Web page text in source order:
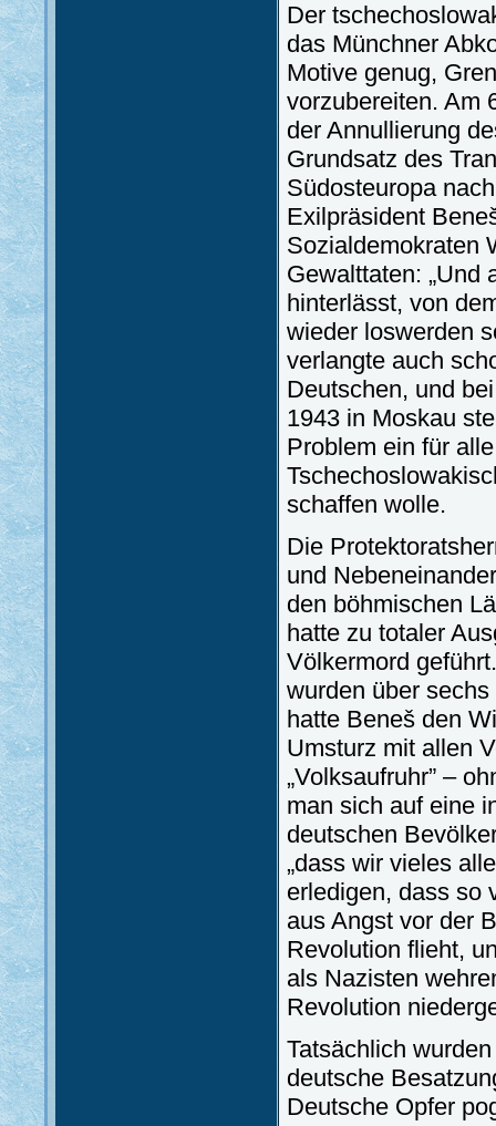
Der
das Münchner
Motive genug,
vorzubereiten. Am
der Annullierung
Grundsatz des
Südosteuropa
Exilpräsident
Sozialdemokraten
Gewalttaten: „Und
hinterlässt, von
wieder loswerden
verlangte auch
Deutschen, und
1943 in Moskau
Problem ein für
schaffen wolle.
Die
und
den böhmischen
hatte zu totaler
Völkermord
wurden über
hatte Beneš den
Umsturz mit allen
„Volksaufruhr” –
man sich auf eine
deutschen
„dass wir vieles
erledigen, dass so
aus Angst vor der
Revolution flieht,
als Nazisten
Revolution
Tatsächlich
deutsche
Deutsche Opfer